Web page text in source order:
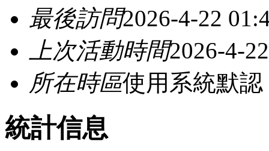
最後訪問2026-4-22
上次活動時間2026-4-
所在時區使用系統默認
統計信息